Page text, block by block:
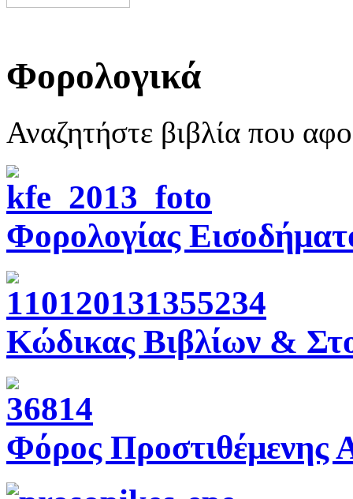
Φορολογικά
Αναζητήστε βιβλία που
Φορολογίας
Κώδικας Βιβλίων &
Φόρος Προστιθέμενης